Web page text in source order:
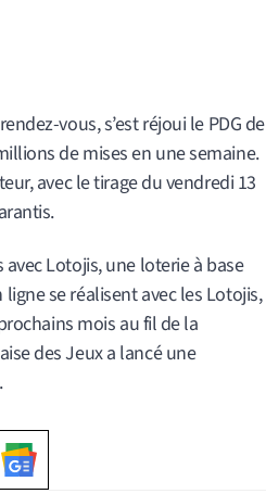
vous, s’est réjoui le PDG de
de mises en une semaine.
avec le tirage du vendredi 13
Lotojis, une loterie à base
se réalisent avec les Lotojis,
mois au fil de la
des Jeux a lancé une